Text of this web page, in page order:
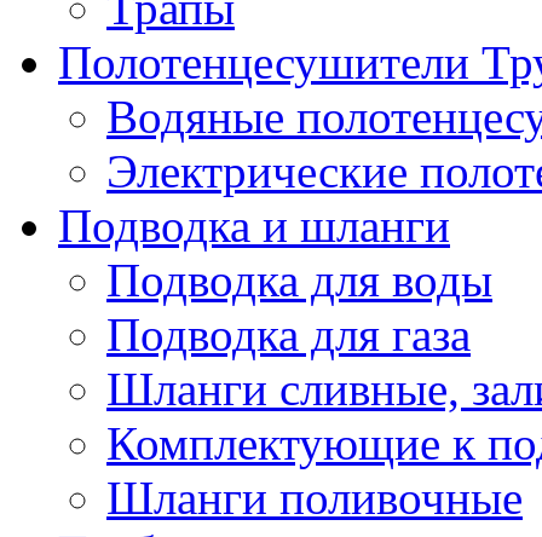
Полотенцесушители
Водяные
Электрические
Подводка и шланги
Подводка для воды
Подводка для газа
Шланги сливные,
Комплектующие к
Шланги поливочные